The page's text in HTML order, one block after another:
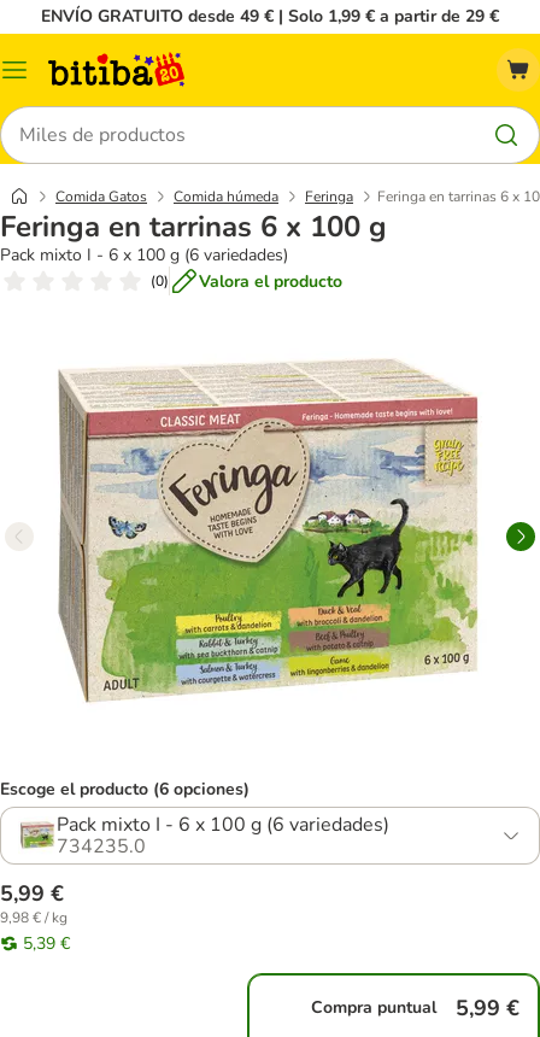
ENVÍO GRATUITO desde 49 € | Solo 1,99 € a partir de 29 €
Menú
Buscar
Comida Gatos Comida húmeda Feringa Feringa en tarrinas 6 x
Feringa en tarrinas 6 x 100 g
Pack mixto I - 6 x 100 g (6 variedades)
(0) Valora el producto
Escoge el producto (6 opciones)
Pack mixto I - 6 x 100 g (6 variedades)
734235.0
5,99 €
9,98 € / kg
5,39 €
Compra puntual 5,99 €